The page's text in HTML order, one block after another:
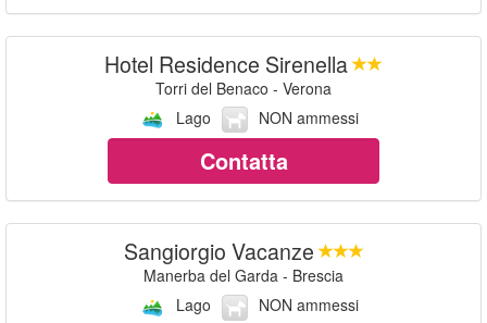
Hotel Residence Sirenella
Torri del Benaco - Verona
Lago
NON ammessi
Contatta
Sangiorgio Vacanze
Manerba del Garda - Brescia
Lago
NON ammessi